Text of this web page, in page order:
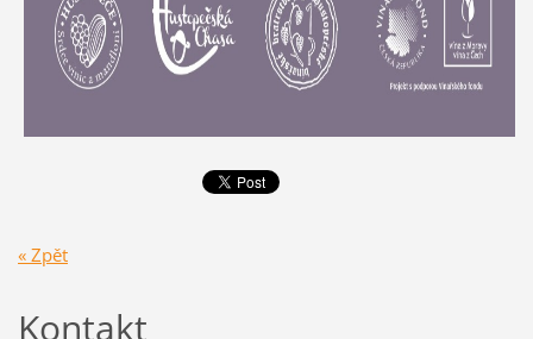
« Zpět
Kontakt